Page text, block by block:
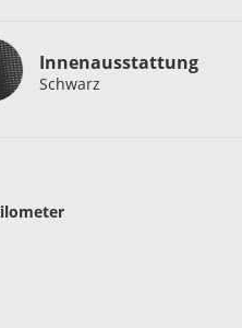
Innenausstattung
Schwarz